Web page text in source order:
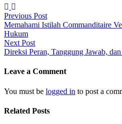
Post
navigation
Previous Post
Memahami Istilah Commanditaire
Hukum
Next Post
Direksi Peran, Tanggung Jawab,
Leave a Comment
You must be logged in to post a
Related Posts